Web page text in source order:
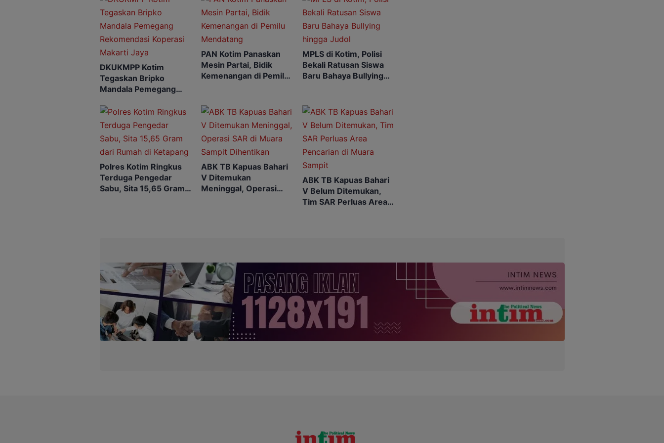
DKUKMPP Kotim
Tegaskan Bripko
Mandala Pemegang
Makarti Jaya
PAN Kotim Panaskan
Mesin Partai, Bidik
Kemenangan di Pemilu
MPLS di Kotim, Polisi
Bekali Ratusan Siswa
Baru Bahaya Bullying
Polres Kotim Ringkus
Terduga Pengedar
Sabu, Sita 15,65 Gram
ABK TB Kapuas Bahari
V Ditemukan
Meninggal, Operasi
ABK TB Kapuas Bahari
V Belum Ditemukan,
Tim SAR Perluas Area